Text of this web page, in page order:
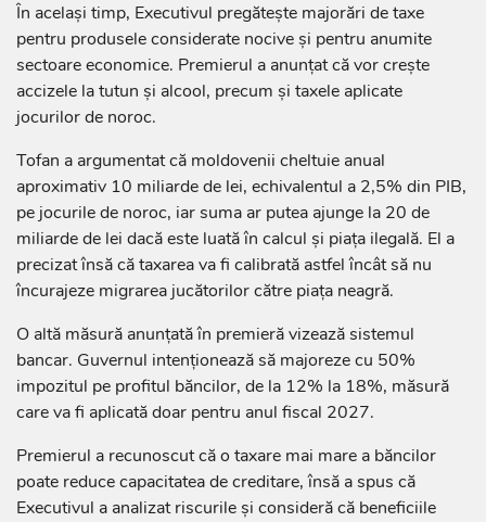
În același timp, Executivul pregătește majorări de taxe
pentru produsele considerate nocive și pentru anumite
sectoare economice. Premierul a anunțat că vor crește
accizele la tutun și alcool, precum și taxele aplicate
jocurilor de noroc.
Tofan a argumentat că moldovenii cheltuie anual
aproximativ 10 miliarde de lei, echivalentul a 2,5% din PIB,
pe jocurile de noroc, iar suma ar putea ajunge la 20 de
miliarde de lei dacă este luată în calcul și piața ilegală. El a
precizat însă că taxarea va fi calibrată astfel încât să nu
încurajeze migrarea jucătorilor către piața neagră.
O altă măsură anunțată în premieră vizează sistemul
bancar. Guvernul intenționează să majoreze cu 50%
impozitul pe profitul băncilor, de la 12% la 18%, măsură
care va fi aplicată doar pentru anul fiscal 2027.
Premierul a recunoscut că o taxare mai mare a băncilor
poate reduce capacitatea de creditare, însă a spus că
Executivul a analizat riscurile și consideră că beneficiile